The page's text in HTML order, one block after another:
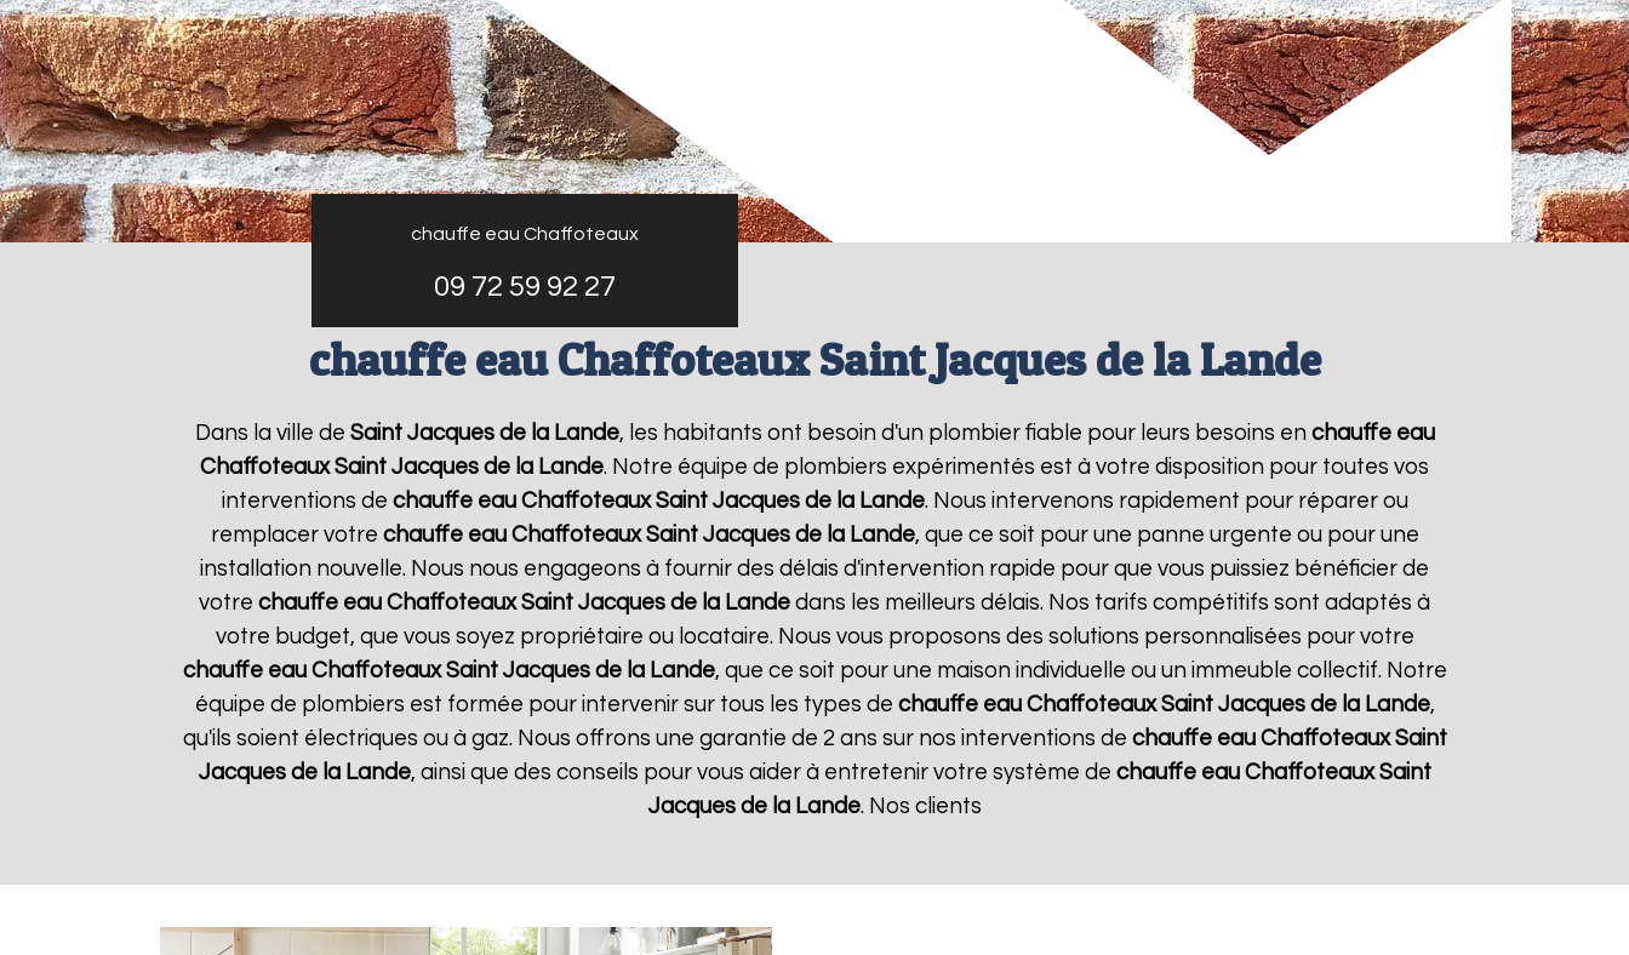
chauffe eau Chaffoteaux
09 72 59 92 27
chauffe eau Chaffoteaux Saint Jacques de la Lande
Dans la ville de Saint Jacques de la Lande, les habitants ont besoin d'un plombier fiable pour leurs besoins en chauffe eau
Chaffoteaux Saint Jacques de la Lande. Notre équipe de plombiers expérimentés est à votre disposition pour toutes vos
interventions de chauffe eau Chaffoteaux Saint Jacques de la Lande. Nous intervenons rapidement pour réparer ou
remplacer votre chauffe eau Chaffoteaux Saint Jacques de la Lande, que ce soit pour une panne urgente ou pour une
installation nouvelle. Nous nous engageons à fournir des délais d'intervention rapide pour que vous puissiez bénéficier de
votre chauffe eau Chaffoteaux Saint Jacques de la Lande dans les meilleurs délais. Nos tarifs compétitifs sont adaptés à
votre budget, que vous soyez propriétaire ou locataire. Nous vous proposons des solutions personnalisées pour votre
chauffe eau Chaffoteaux Saint Jacques de la Lande, que ce soit pour une maison individuelle ou un immeuble collectif. Notre
équipe de plombiers est formée pour intervenir sur tous les types de chauffe eau Chaffoteaux Saint Jacques de la Lande,
qu'ils soient électriques ou à gaz. Nous offrons une garantie de 2 ans sur nos interventions de chauffe eau Chaffoteaux Saint
Jacques de la Lande, ainsi que des conseils pour vous aider à entretenir votre système de chauffe eau Chaffoteaux Saint
Jacques de la Lande. Nos clients